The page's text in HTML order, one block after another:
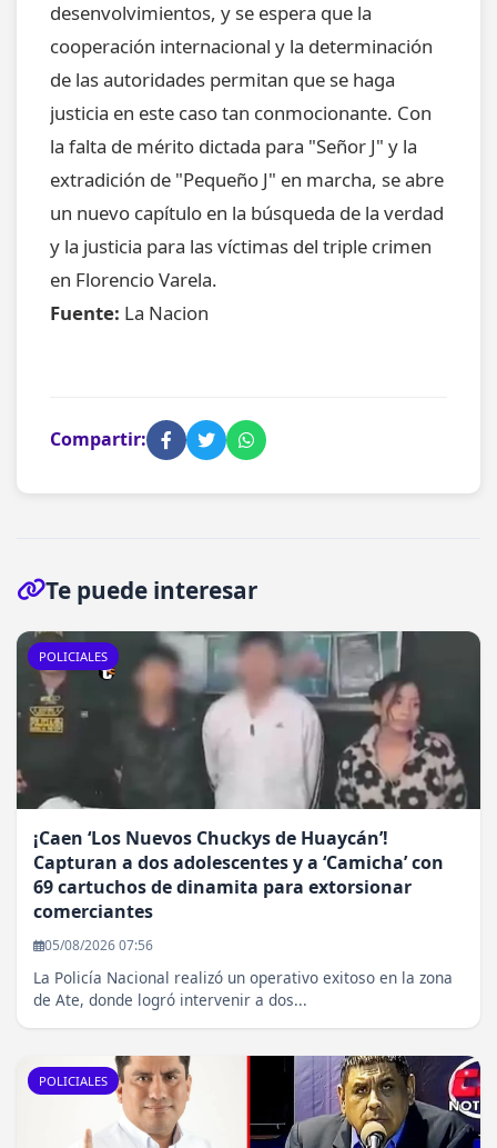
desenvolvimientos, y se espera que la
cooperación internacional y la determinación
de las autoridades permitan que se haga
justicia en este caso tan conmocionante. Con
la falta de mérito dictada para "Señor J" y la
extradición de "Pequeño J" en marcha, se abre
un nuevo capítulo en la búsqueda de la verdad
y la justicia para las víctimas del triple crimen
en Florencio Varela.
Fuente: La Nacion
Compartir:
Te puede interesar
POLICIALES
¡Caen ‘Los Nuevos Chuckys de Huaycán’!
Capturan a dos adolescentes y a ‘Camicha’ con
69 cartuchos de dinamita para extorsionar
comerciantes
05/08/2026 07:56
La Policía Nacional realizó un operativo exitoso en la zona
de Ate, donde logró intervenir a dos...
POLICIALES